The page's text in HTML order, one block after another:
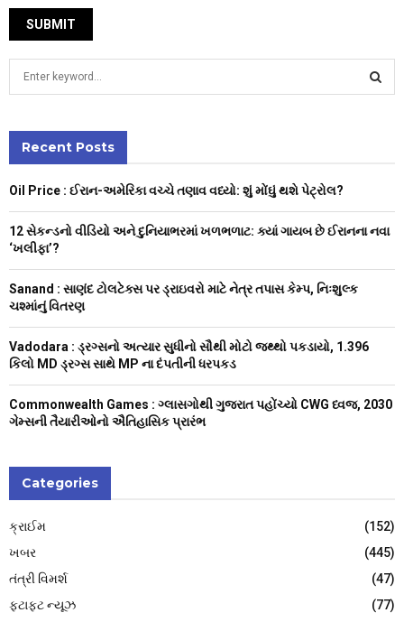
h
Recent Posts
Oil Price : ઈરાન-અમેરિકા વચ્ચે તણાવ વધ્યો: શું મોંઘું થશે પેટ્રોલ?
12 સેકન્ડનો વીડિયો અને દુનિયાભરમાં ખળભળાટ: ક્યાં ગાયબ છે ઈરાનના નવા
‘ખલીફા’?
Sanand : સાણંદ ટોલટેક્સ પર ડ્રાઇવરો માટે નેત્ર તપાસ કેમ્પ, નિઃશુલ્ક
ચશ્માંનું વિતરણ
Vadodara : ડ્રગ્સનો અત્યાર સુધીનો સૌથી મોટો જથ્થો પકડાયો, 1.396
કિલો MD ડ્રગ્સ સાથે MP ના દંપતીની ધરપકડ
Commonwealth Games : ગ્લાસગોથી ગુજરાત પહોંચ્યો CWG ધ્વજ, 2030
ગેમ્સની તૈયારીઓનો ઐતિહાસિક પ્રારંભ
Categories
ક્રાઈમ
(152)
ખબર
(445)
તંત્રી વિમર્શ
(47)
ફટાફટ ન્યૂઝ
(77)